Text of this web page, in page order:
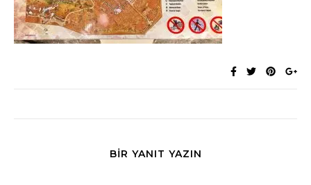
BIR YANIT YAZIN